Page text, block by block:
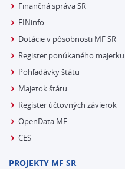
Finančná správa SR
FINinfo
Dotácie v pôsobnosti MF SR
Register ponúkaného
Pohľadávky štátu
Majetok štátu
Register účtovných závierok
OpenData MF
CES
PROJEKTY MF SR